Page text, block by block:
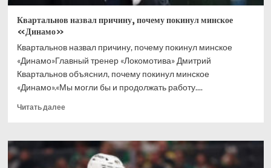
Квартальнов назвал причину, почему покинул минское
«Динамо»
Квартальнов назвал причину, почему покинул минское
«Динамо»Главный тренер «Локомотива» Дмитрий
Квартальнов объяснил, почему покинул минское
«Динамо».«Мы могли бы и продолжать работу....
Читать далееПрочитать
Квартальнов
назвал
причину,